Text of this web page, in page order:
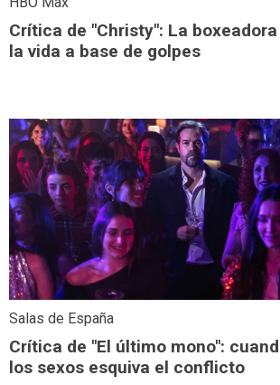
Crítica de "Christy": La
la vida a base de golpes
Salas de España
Crítica de "El último mono":
los sexos esquiva el conflicto